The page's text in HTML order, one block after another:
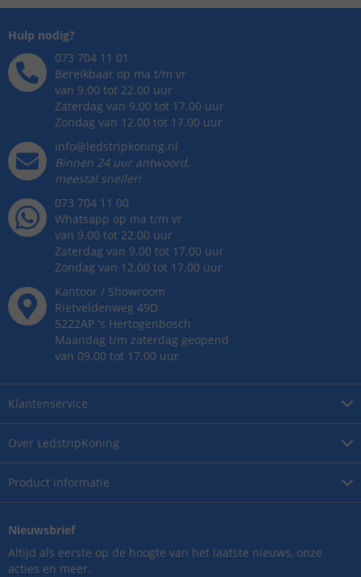
Over LedstripKoning
Product informatie
Klantenservice
Hulp nodig?
073 704 11 01
Bereikbaar op ma t/m vr
van 9.00 tot 22.00 uur
Zaterdag van 9.00 tot 17.00 uur
Zondag van 12.00 tot 17.00 uur
info@ledstripkoning.nl
Binnen 24 uur antwoord,
meestal sneller!
073 704 11 00
Whatsapp op ma t/m vr
van 9.00 tot 22.00 uur
Zaterdag van 9.00 tot 17.00 uur
Zondag van 12.00 tot 17.00 uur
Kantoor / Showroom
Rietveldenweg 49D
5222AP 's Hertogenbosch
Maandag t/m zaterdag geopend
van 09.00 tot 17.00 uur
Nieuwsbrief
Altijd als eerste op de hoogte van het laatste nieuws, onze
acties en meer.